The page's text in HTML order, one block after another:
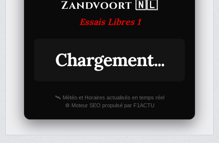
Zandvoort 🇳🇱
Essais Libres 1
Chargement...
🛰️ Météo et Horaires actualisés en temps réel
⚙️ Moteur SEO propulsé par F1ACTU